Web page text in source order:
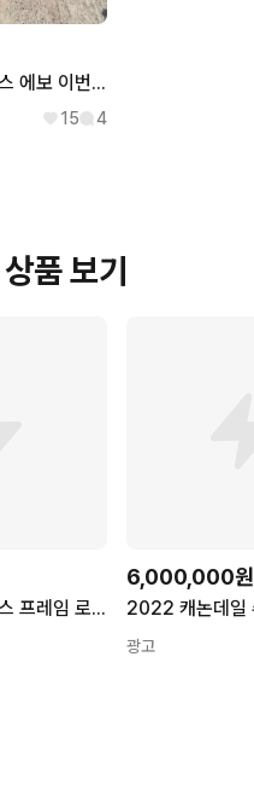
캐논데일 슈퍼식스 에보 이번주 급처
15 4
품 보기
캐논데일 슈퍼식스 프레임 로드 자전거 전용 PPF 보호필름 (3M 필름)
6,000,000원
광고